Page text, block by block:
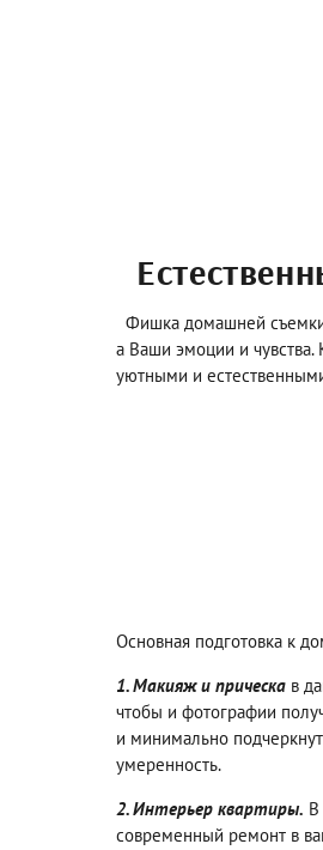
Фишка домашней
а Ваши эмоции и
уютными и
Основная подготовка к
1. Макияж и прическа в
чтобы и фотографии
и минимально
умеренность.
2. Интерьер квартиры. В
современный ремонт в